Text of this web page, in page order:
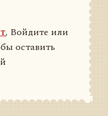
, Войдите или
оставить